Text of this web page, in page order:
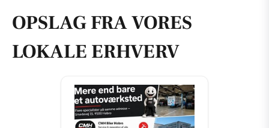
OPSLAG FRA VORES
LOKALE ERHVERV